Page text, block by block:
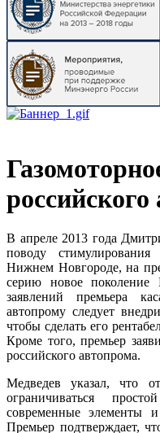
В апреле 2013 года
поводу
Нижнем Новгороде, на
серию новое
заявлений премьера
автопрому следует
чтобы сделать его
Кроме того, премьер
российского автопрома.
Медведев указал, что
ограничиваться
современные элементы и
Премьер подтверждает,